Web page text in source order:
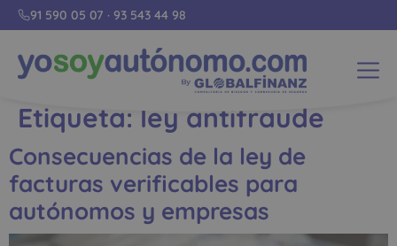
91 590 05 07 · 93 543 44 98
Etiqueta: ley antifraude
Consecuencias de la ley de
facturas verificables para
autónomos y empresas